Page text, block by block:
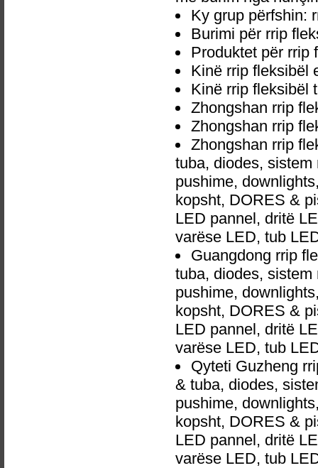
Ky grup përfshin:
Burimi për rrip
Produktet për rrip
Kinë rrip fleksibël
Kinë rrip fleksibël
Zhongshan rrip
Zhongshan rrip
Zhongshan rrip
tuba, diodes,
pushime,
kopsht, DORES &
LED pannel, dritë
varëse LED, tub
Guangdong rrip
tuba, diodes,
pushime,
kopsht, DORES &
LED pannel, dritë
varëse LED, tub
Qyteti Guzheng
& tuba, diodes,
pushime,
kopsht, DORES &
LED pannel, dritë
varëse LED, tub